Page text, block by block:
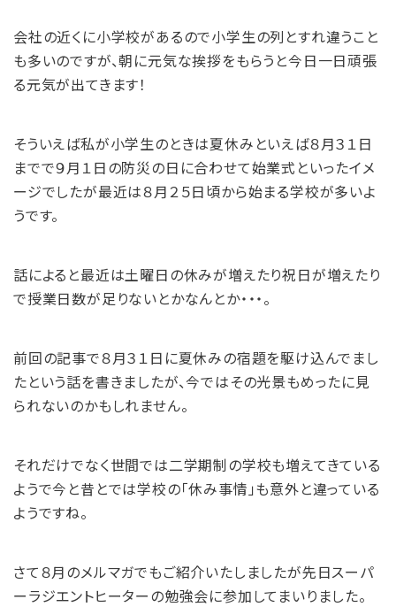
会社の近くに小学校があるので小学生の列とすれ違うこと
も多いのですが、朝に元気な挨拶をもらうと今日一日頑張
る元気が出てきます！
そういえば私が小学生のときは夏休みといえば８月３１日
までで９月１日の防災の日に合わせて始業式といったイメ
ージでしたが最近は８月２５日頃から始まる学校が多いよ
うです。
話によると最近は土曜日の休みが増えたり祝日が増えたり
で授業日数が足りないとかなんとか・・・。
前回の記事で８月３１日に夏休みの宿題を駆け込んでまし
たという話を書きましたが、今ではその光景もめったに見
られないのかもしれません。
それだけでなく世間では二学期制の学校も増えてきている
ようで今と昔とでは学校の「休み事情」も意外と違っている
ようですね。
さて８月のメルマガでもご紹介いたしましたが先日スーパ
ーラジエントヒーターの勉強会に参加してまいりました。